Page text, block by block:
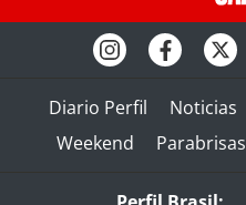
Diario Perfil Noticias
Weekend
Parabrisas